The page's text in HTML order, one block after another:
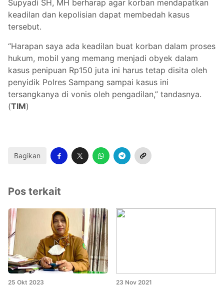
Supyadi SH, MH berharap agar korban mendapatkan
keadilan dan kepolisian dapat membedah kasus
tersebut.
“Harapan saya ada keadilan buat korban dalam proses
hukum, mobil yang memang menjadi obyek dalam
kasus penipuan Rp150 juta ini harus tetap disita oleh
penyidik Polres Sampang sampai kasus ini
tersangkanya di vonis oleh pengadilan,” tandasnya.
(TIM)
Bagikan
Pos terkait
25 Okt 2023 23 Nov 2021